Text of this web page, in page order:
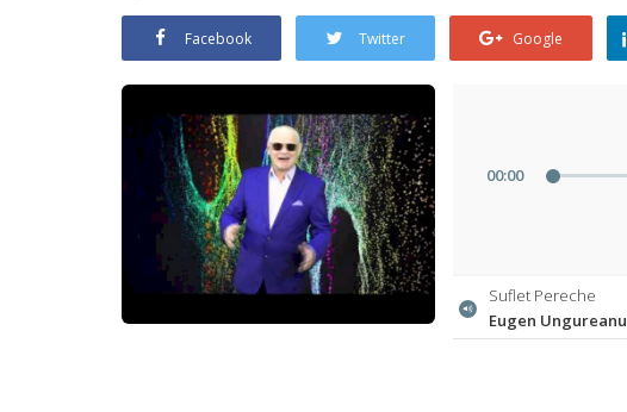
Facebook Twitter Google
00:00
Suflet Pereche
Eugen Ungureanu